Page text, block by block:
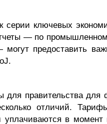
ключевых
— по
предоставить
правительства для
отличий.
уплачиваются в момент